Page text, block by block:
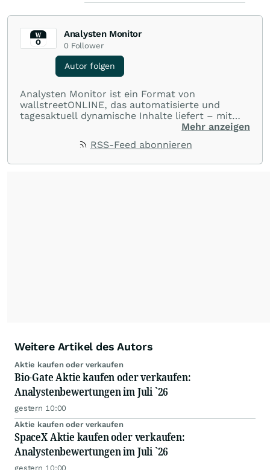
Analysten Monitor
0 Follower
Autor folgen
Analysten Monitor ist ein Format von
wallstreetONLINE, das automatisierte und
tagesaktuell dynamische Inhalte liefert – mit
über ein breites Spektrum an Aktien. Ob
Mehr anzeigen
RSS-Feed abonnieren
Weitere Artikel des Autors
Aktie kaufen oder verkaufen
Bio-Gate Aktie kaufen oder verkaufen:
Analystenbewertungen im Juli `26
gestern 10:00
Aktie kaufen oder verkaufen
SpaceX Aktie kaufen oder verkaufen:
Analystenbewertungen im Juli `26
gestern 10:00